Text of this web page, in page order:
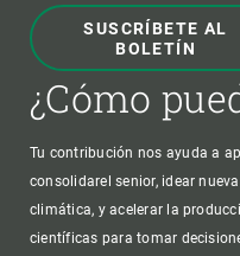
SUSCRÍBETE AL
BOLETÍN
¿Cómo
Tu contribución nos ayuda a
consolidarel senior, idear
climática, y acelerar la
científicas para tomar